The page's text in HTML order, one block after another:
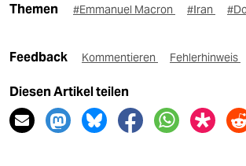
Themen #Emmanuel Macron #Iran
Feedback Kommentieren Fehlerhinweis
Diesen Artikel teilen